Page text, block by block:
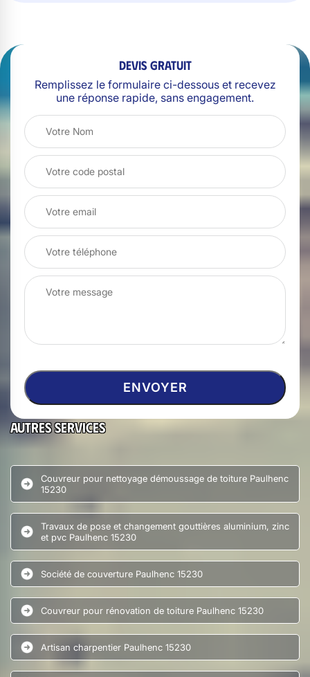
Devis gratuit
Remplissez le formulaire ci-dessous et recevez
une réponse rapide, sans engagement.
Autres services
Couvreur pour nettoyage démoussage de toiture Paulhenc
15230
Travaux de pose et changement gouttières aluminium, zinc
et pvc Paulhenc 15230
Société de couverture Paulhenc 15230
Couvreur pour rénovation de toiture Paulhenc 15230
Artisan charpentier Paulhenc 15230